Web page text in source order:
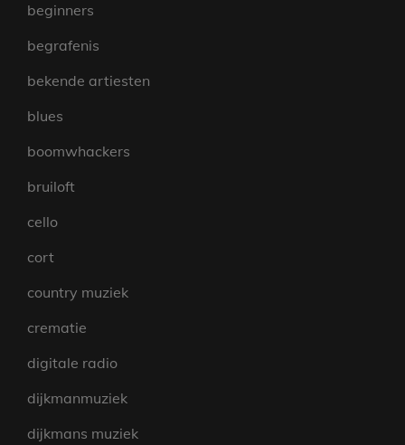
beginners
begrafenis
bekende artiesten
blues
boomwhackers
bruiloft
cello
cort
country muziek
crematie
digitale radio
dijkmanmuziek
dijkmans muziek